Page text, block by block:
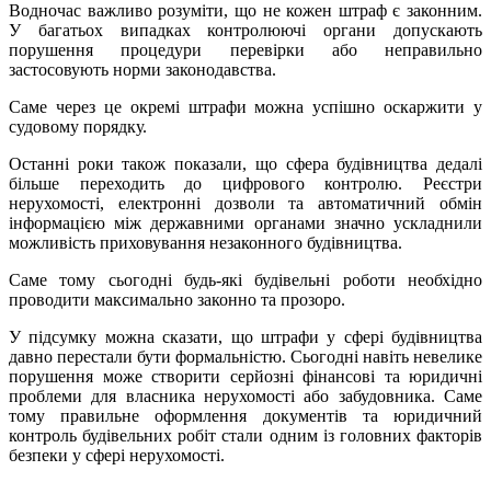
Водночас важливо розуміти, що не кожен штраф є законним.
У багатьох випадках контролюючі органи допускають
порушення процедури перевірки або неправильно
застосовують норми законодавства.
Саме через це окремі штрафи можна успішно оскаржити у
судовому порядку.
Останні роки також показали, що сфера будівництва дедалі
більше переходить до цифрового контролю. Реєстри
нерухомості, електронні дозволи та автоматичний обмін
інформацією між державними органами значно ускладнили
можливість приховування незаконного будівництва.
Саме тому сьогодні будь-які будівельні роботи необхідно
проводити максимально законно та прозоро.
У підсумку можна сказати, що штрафи у сфері будівництва
давно перестали бути формальністю. Сьогодні навіть невелике
порушення може створити серйозні фінансові та юридичні
проблеми для власника нерухомості або забудовника. Саме
тому правильне оформлення документів та юридичний
контроль будівельних робіт стали одним із головних факторів
безпеки у сфері нерухомості.